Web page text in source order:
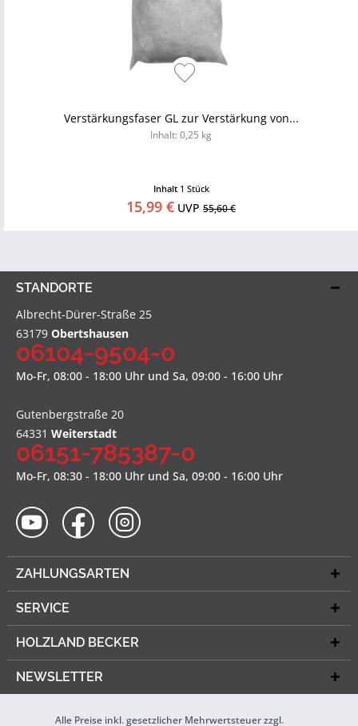
Verstärkungsfaser GL zur Verstärkung von...
Inhalt: 0,25 kg
Inhalt 1 Stück
15,99 € UVP 55,60 €
STANDORTE
Albrecht-Dürer-Straße 25
63179 Obertshausen
06104-9504-0
Mo-Fr, 08:00 - 18:00 Uhr und Sa, 09:00 - 16:00 Uhr
Gutenbergstraße 20
64331 Weiterstadt
06151-785387-0
Mo-Fr, 08:30 - 18:00 Uhr und Sa, 09:00 - 16:00 Uhr
ZAHLUNGSARTEN
SERVICE
HOLZLAND BECKER
NEWSLETTER
Alle Preise inkl. gesetzlicher Mehrwertsteuer zzgl.